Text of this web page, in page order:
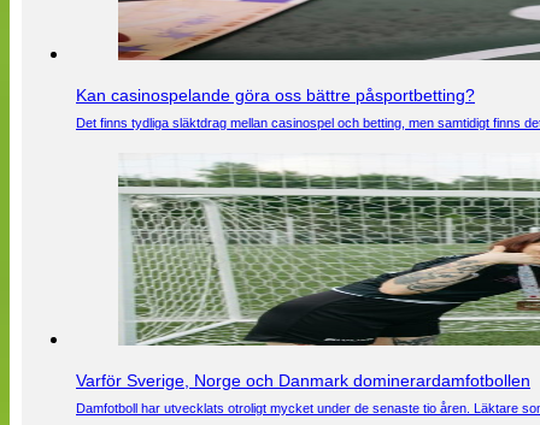
Kan casinospelande göra oss bättre påsportbetting?
Det finns tydliga släktdrag mellan casinospel och betting, men samtidigt finns
Varför Sverige, Norge och Danmark dominerardamfotbollen
Damfotboll har utvecklats otroligt mycket under de senaste tio åren. Läktare